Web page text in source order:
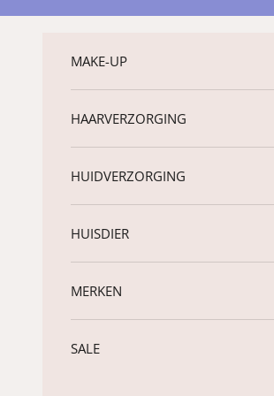
MAKE-UP
HAARVERZORGING
HUIDVERZORGING
HUISDIER
MERKEN
SALE